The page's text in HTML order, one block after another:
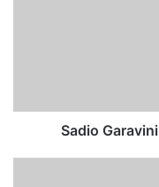
Sadio